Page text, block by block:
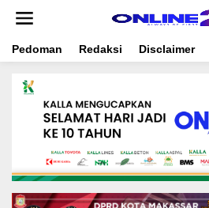
t
Pedoman Redaksi Disclaimer